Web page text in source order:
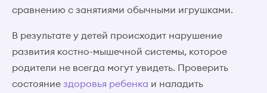
сравнению с занятиями обычными игрушками.
В результате у детей происходит нарушение
развития костно-мышечной системы, которое
родители не всегда могут увидеть. Проверить
состояние здоровья ребенка и наладить